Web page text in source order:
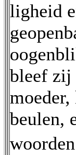
ligheid
bleef zij
beulen,